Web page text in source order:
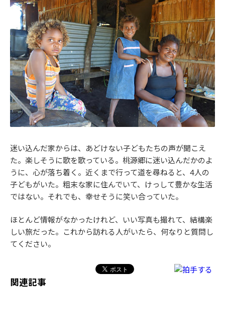
迷い込んだ家からは、あどけない子どもたちの声が聞こえ
た。楽しそうに歌を歌っている。桃源郷に迷い込んだかのよ
うに、心が落ち着く。近くまで行って道を尋ねると、4人の
子どもがいた。粗末な家に住んでいて、けっして豊かな生活
ではない。それでも、幸せそうに笑い合っていた。
ほとんど情報がなかったけれど、いい写真も撮れて、結構楽
しい旅だった。これから訪れる人がいたら、何なりと質問し
てください。
関連記事